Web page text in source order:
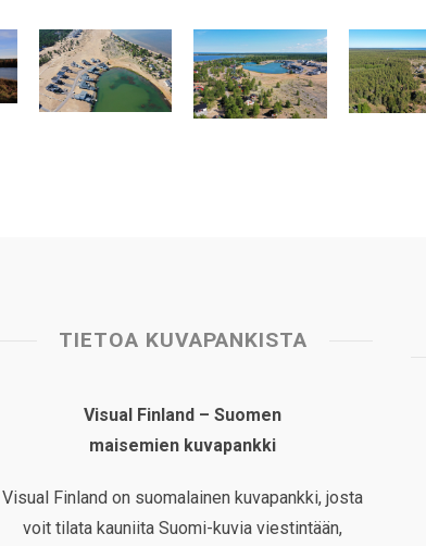
TIETOA KUVAPANKISTA
Visual Finland – Suomen
maisemien kuvapankki
Visual Finland on suomalainen kuvapankki, josta
voit tilata kauniita Suomi-kuvia viestintään,